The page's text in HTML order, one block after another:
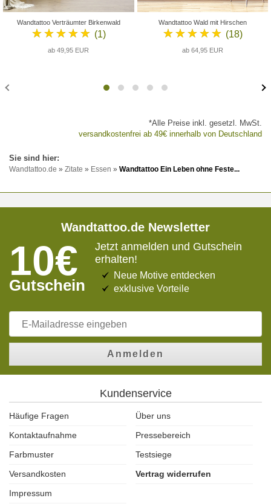
Wandtattoo Verträumter Birkenwald
★★★★★ (1)
ab 49,95 EUR
Wandtattoo Wald mit Hirschen
★★★★★ (18)
ab 64,95 EUR
*Alle Preise inkl. gesetzl. MwSt.
versandkostenfrei ab 49€ innerhalb von Deutschland
Wandtattoo.de » Zitate » Essen » Wandtattoo Ein Leben ohne Feste...
Wandtattoo.de Newsletter
10€
Gutschein
Jetzt anmelden und Gutschein
erhalten!
Neue Motive entdecken
exklusive Vorteile
Anmelden
Kundenservice
Häufige Fragen
Über uns
Kontaktaufnahme
Pressebereich
Farbmuster
Testsiege
Versandkosten
Vertrag widerrufen
Impressum